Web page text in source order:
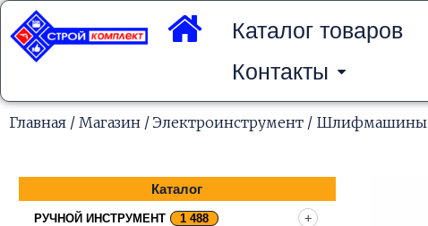
Перейти
содержимому
Каталог товаров
Контакты
Главная / Магазин / Электроинструмент / Шлифмашины
Каталог
РУЧНОЙ ИНСТРУМЕНТ 1 488